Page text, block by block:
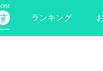
ランキング